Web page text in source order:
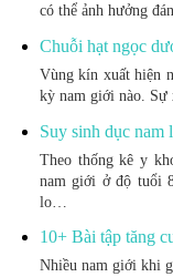
có thể ảnh hưởng
Chuỗi hạt ngọc
Vùng kín xuất hiện
kỳ nam giới nào. Sự
Suy sinh dục nam
Theo thống kê y
nam giới ở độ tuổi
lo…
10+ Bài tập tăng
Nhiều nam giới khi